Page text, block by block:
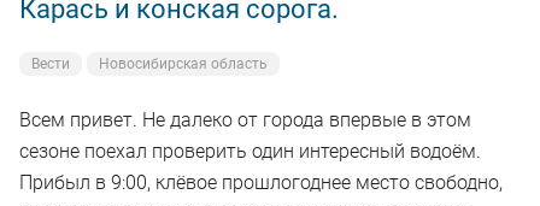
Карась и конская сорога.
Вести Новосибирская область
Всем привет. Не далеко от города впервые в этом
сезоне поехал проверить один интересный водоём.
Прибыл в 9:00, клёвое прошлогоднее место свободно,